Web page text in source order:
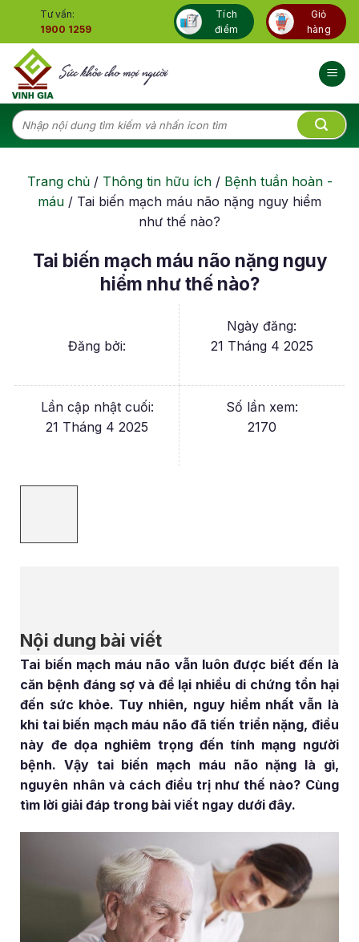
content
Tư vấn:
1900 1259
Tích
điểm
Giỏ
hàng
Tìm
kiếm:
Trang chủ/ Thông tin hữu ích/ Bệnh tuần hoàn -
máu / Tai biến mạch máu não nặng nguy hiểm
như thế nào?
Tai biến mạch máu não nặng nguy
hiểm như thế nào?
Đăng bởi:
Ngày đăng:
21 Tháng 4 2025
Lần cập nhật cuối:
21 Tháng 4 2025
Số lần xem:
2170
Nội dung bài viết
Tai biến mạch máu não vẫn luôn được biết đến là
căn bệnh đáng sợ và để lại nhiều di chứng tổn hại
đến sức khỏe. Tuy nhiên, nguy hiểm nhất vẫn là
khi tai biến mạch máu não đã tiến triển nặng, điều
này đe dọa nghiêm trọng đến tính mạng người
bệnh. Vậy tai biến mạch máu não nặng là gì,
nguyên nhân và cách điều trị như thế nào? Cùng
tìm lời giải đáp trong bài viết ngay dưới đây.